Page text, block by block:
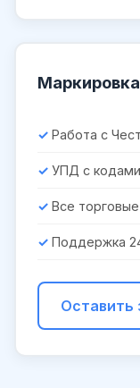
Маркировка
Работа с
УПД с
Все
Поддержка
Оставить